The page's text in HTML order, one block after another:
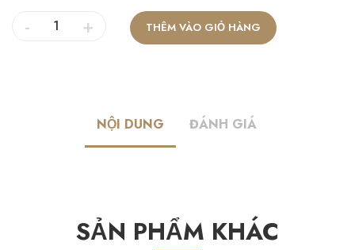
- + THÊM VÀO GIỎ HÀNG
NỘI DUNG ĐÁNH GIÁ
SẢN PHẨM KHÁC